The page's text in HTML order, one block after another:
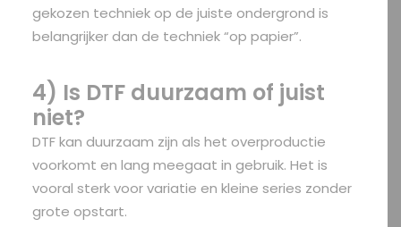
gekozen techniek op de juiste ondergrond is
belangrijker dan de techniek “op papier”.
4) Is DTF duurzaam of juist
niet?
DTF kan duurzaam zijn als het overproductie
voorkomt en lang meegaat in gebruik. Het is
vooral sterk voor variatie en kleine series zonder
grote opstart.